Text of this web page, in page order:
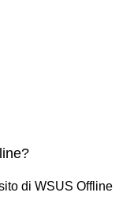
di WSUS Offline